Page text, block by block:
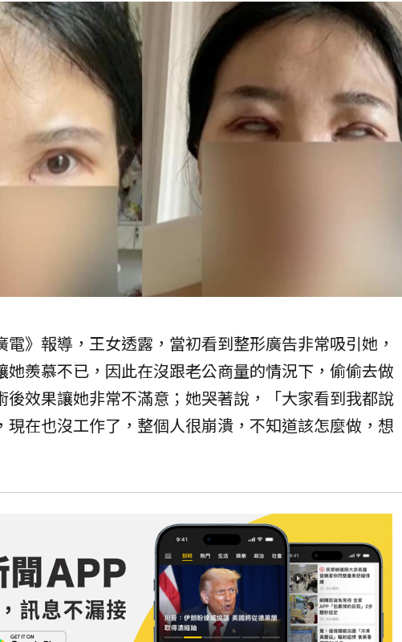
電》報導，王女透露，當初看到整形廣告非常吸引她，
她羨慕不已，因此在沒跟老公商量的情況下，偷偷去做
後效果讓她非常不滿意；她哭著說，「大家看到我都說
現在也沒工作了，整個人很崩潰，不知道該怎麼做，想